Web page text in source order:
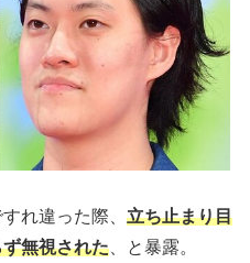
れ違った際、 立ち止まり目
無視された 、と暴露。